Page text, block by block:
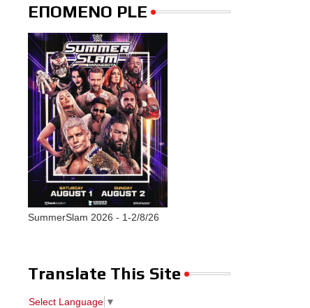
ΕΠΟΜΕΝΟ PLE
SummerSlam 2026 - 1-2/8/26
Translate This Site
Select Language ▼